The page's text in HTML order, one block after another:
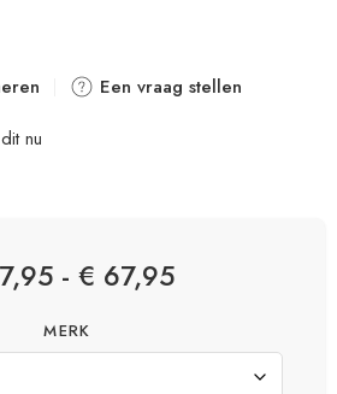
Een vraag stellen
nu
- € 67,95
MERK